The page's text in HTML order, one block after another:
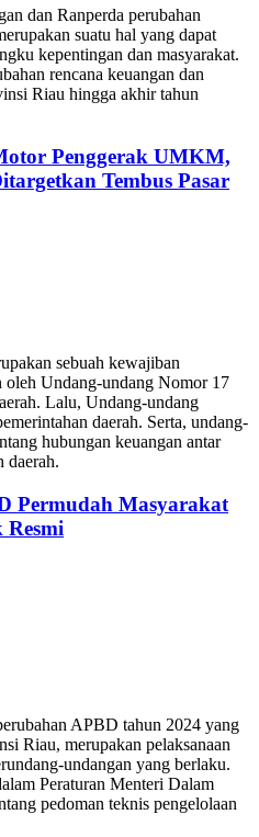
dan Ranperda perubahan
suatu hal yang dapat
kepentingan dan masyarakat.
rencana keuangan dan
Riau hingga akhir tahun
Penggerak UMKM,
Tembus Pasar
sebuah kewajiban
oleh Undang-undang Nomor 17
Lalu, Undang-undang
daerah. Serta, undang-
hubungan keuangan antar
daerah.
Permudah Masyarakat
APBD tahun 2024 yang
Riau, merupakan pelaksanaan
undangan yang berlaku.
Peraturan Menteri Dalam
pedoman teknis pengelolaan